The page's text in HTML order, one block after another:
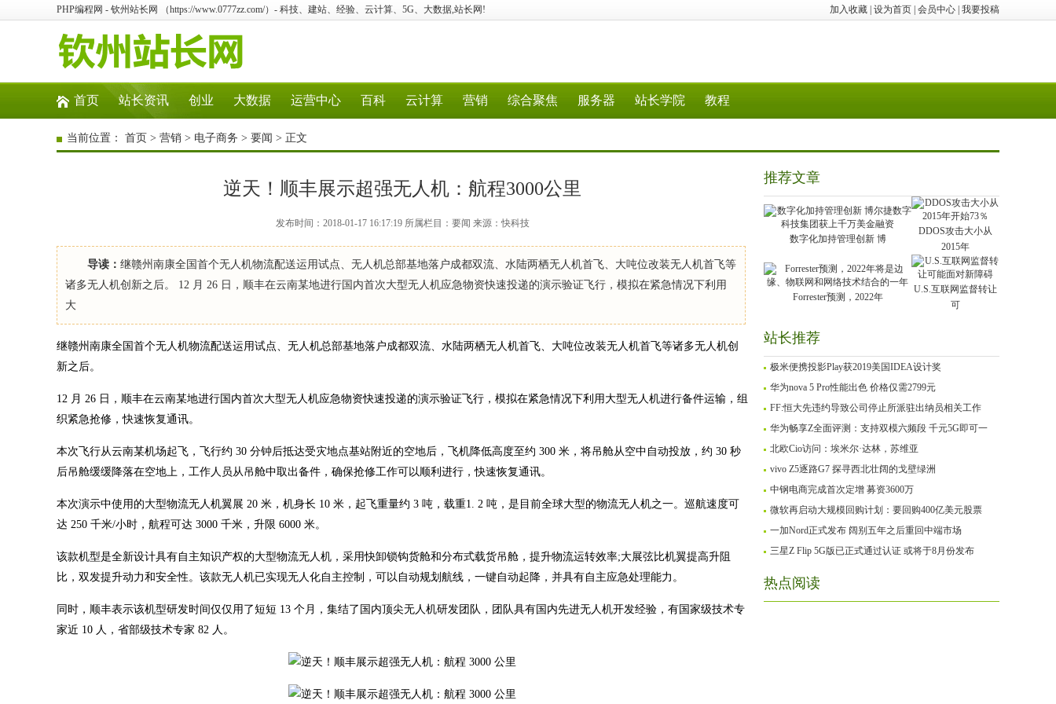
加入收藏 设为首页 会员中心 我要投稿
PHP编程网 - 钦州站长网 （https://www.0777zz.com/）- 科技、建站、经验、云计算、5G、大数据,站长网!
首页 站长资讯 创业 大数据 运营中心 百科 云计算 营销 综合聚焦 服务器 站长学院 教程
当前位置： 首页 > 营销 > 电子商务 > 要闻 > 正文
逆天！顺丰展示超强无人机：航程3000公里
发布时间：2018-01-17 16:17:19 所属栏目：要闻 来源：快科技
导读： 继赣州南康全国首个无人机物流配送运用试点、无人机总部基地落户成都双流、水陆两栖无人机首飞、大吨位改装无人机首飞等
诸多无人机创新之后。 12 月 26 日，顺丰在云南某地进行国内首次大型无人机应急物资快速投递的演示验证飞行，模拟在紧急情况下利用
大
继赣州南康全国首个无人机物流配送运用试点、无人机总部基地落户成都双流、水陆两栖无人机首飞、大吨位改装无人机首飞等诸多无人机创
新之后。
12 月 26 日，顺丰在云南某地进行国内首次大型无人机应急物资快速投递的演示验证飞行，模拟在紧急情况下利用大型无人机进行备件运输，组
织紧急抢修，快速恢复通讯。
本次飞行从云南某机场起飞，飞行约 30 分钟后抵达受灾地点基站附近的空地后，飞机降低高度至约 300 米，将吊舱从空中自动投放，约 30 秒
后吊舱缓缓降落在空地上，工作人员从吊舱中取出备件，确保抢修工作可以顺利进行，快速恢复通讯。
本次演示中使用的大型物流无人机翼展 20 米，机身长 10 米，起飞重量约 3 吨，载重1. 2 吨，是目前全球大型的物流无人机之一。巡航速度可
达 250 千米/小时，航程可达 3000 千米，升限 6000 米。
该款机型是全新设计具有自主知识产权的大型物流无人机，采用快卸锁钩货舱和分布式载货吊舱，提升物流运转效率;大展弦比机翼提高升阻
比，双发提升动力和安全性。该款无人机已实现无人化自主控制，可以自动规划航线，一键自动起降，并具有自主应急处理能力。
同时，顺丰表示该机型研发时间仅仅用了短短 13 个月，集结了国内顶尖无人机研发团队，团队具有国内先进无人机开发经验，有国家级技术专
家近 10 人，省部级技术专家 82 人。
推荐文章
数字化加持管理创新 博
DDOS攻击大小从
2015年
Forrester预测，2022年
U.S.互联网监督转让
可
站长推荐
极米便携投影Play获2019美国IDEA设计奖
华为nova 5 Pro性能出色 价格仅需2799元
FF:恒大先违约导致公司停止所派驻出纳员相关工作
华为畅享Z全面评测：支持双模六频段 千元5G即可一
北欧Cio访问：埃米尔·达林，苏维亚
vivo Z5逐路G7 探寻西北壮阔的戈壁绿洲
中钢电商完成首次定增 募资3600万
微软再启动大规模回购计划：要回购400亿美元股票
一加Nord正式发布 阔别五年之后重回中端市场
三星Z Flip 5G版已正式通过认证 或将于8月份发布
热点阅读